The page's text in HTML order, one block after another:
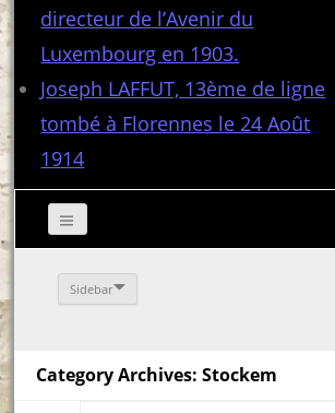
directeur de l’Avenir du
Luxembourg en 1903.
Joseph LAFFUT, 13ème de ligne
tombé à Florennes le 24 Août
1914
Sidebar
Category Archives: Stockem